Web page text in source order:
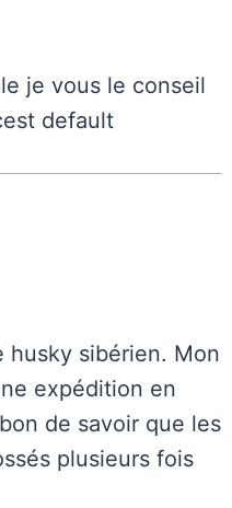
je vous le conseil
default
husky sibérien. Mon
expédition en
de savoir que les
plusieurs fois